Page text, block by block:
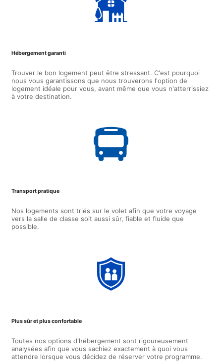
Hébergement garanti
Trouver le bon logement peut être stressant. C'est pourquoi
nous vous garantissons que nous trouverons l'option de
logement idéale pour vous, avant même que vous n'atterrissiez
à votre destination.
Transport pratique
Nos logements sont triés sur le volet afin que votre voyage
vers la salle de classe soit aussi sûr, fiable et fluide que
possible.
Plus sûr et plus confortable
Toutes nos options d'hébergement sont rigoureusement
analysées afin que vous sachiez exactement à quoi vous
attendre lorsque vous décidez de réserver votre programme.